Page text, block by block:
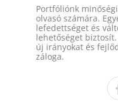
Portfóliónk
olvasó számára.
lefedettséget és
lehetőséget
új irányokat és
záloga.